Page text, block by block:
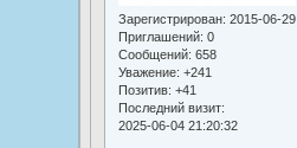
Зарегистрирован: 2015-06-29
Приглашений: 0
Сообщений: 658
Уважение: +241
Позитив: +41
Последний визит:
2025-06-04 21:20:32